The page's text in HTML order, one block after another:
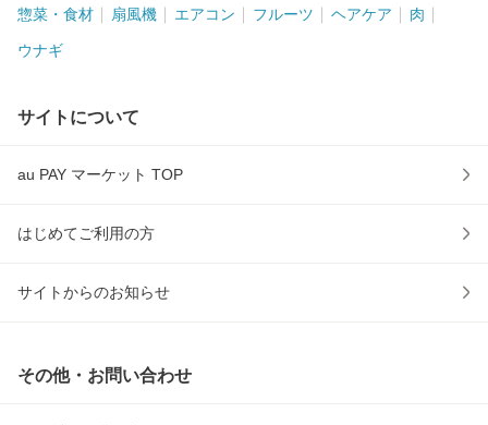
惣菜・食材 扇風機 エアコン フルーツ ヘアケア 肉
ウナギ
サイトについて
au PAY マーケット TOP
はじめてご利用の方
サイトからのお知らせ
その他・お問い合わせ